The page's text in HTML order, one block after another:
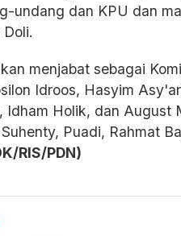
undang dan KPU dan
menjabat sebagai
Idroos, Hasyim
Idham Holik, dan August
Puadi, Rahmat
RIS/PDN)